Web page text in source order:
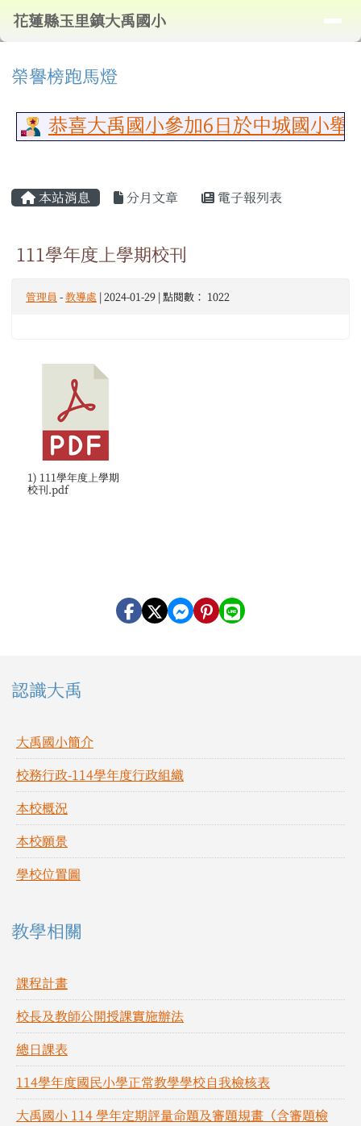
花蓮縣玉里鎮大禹國小
導覽列
花蓮縣玉里鎮大禹國小
上中區域內容
榮譽榜跑馬燈
恭喜大禹國小參加6日於中城國小舉
本站消息 分月文章 電子報列表
111學年度上學期校刊
管理員 - 教導處 | 2024-01-29 | 點閱數： 1022
1) 111學年度上學期
校刊.pdf
左邊區域內容
認識大禹
大禹國小簡介
校務行政-114學年度行政組織
本校概況
本校願景
學校位置圖
教學相關
課程計畫
校長及教師公開授課實施辦法
總日課表
114學年度國民小學正常教學學校自我檢核表
大禹國小 114 學年定期評量命題及審題規畫（含審題檢